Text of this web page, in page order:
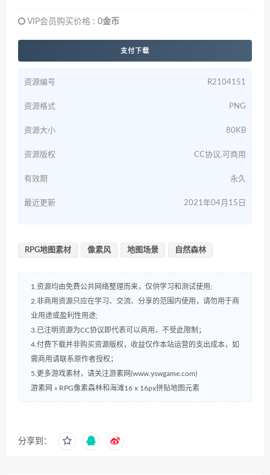
VIP会员购买价格 : 0金币
支付下载
资源编号 R2104151
资源格式 PNG
资源大小 80KB
资源版权 CC协议,可商用
有效期 永久
最近更新 2021年04月15日
RPG地图素材 像素风 地图场景 自然森林
1.资源均由免费公共网络整理而来，仅供学习和测试使用;
2.非商用资源只应在学习、交流、分享的范围内使用，请勿用于商
业用途或盈利性用途;
3.已注明资源为CC协议即代表可以商用，不受此限制；
4.付费下载并非购买资源版权，收益仅作本站运营的支出成本，如
需商用请联系原作者授权；
5.更多游戏素材，请关注游素网(www.yswgame.com)
游素网 » RPG像素森林和海滩16 x 16px拼贴地图元素
分享到：